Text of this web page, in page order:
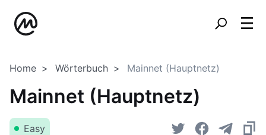
Home Wörterbuch Mainnet (Hauptnetz)
Mainnet (Hauptnetz)
Easy